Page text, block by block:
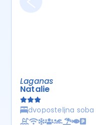
Laganas
Natalie
dvoposteljna soba